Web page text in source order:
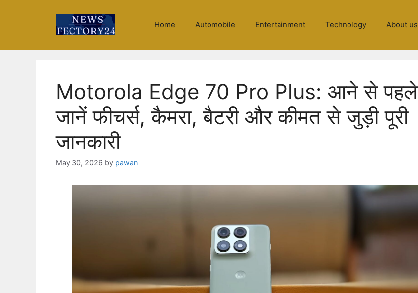
Home Automobile Entertainment Technology About us
Motorola Edge 70 Pro Plus: आने से पहले
जानें फीचर्स, कैमरा, बैटरी और कीमत से जुड़ी पूरी
जानकारी
May 30, 2026 by pawan